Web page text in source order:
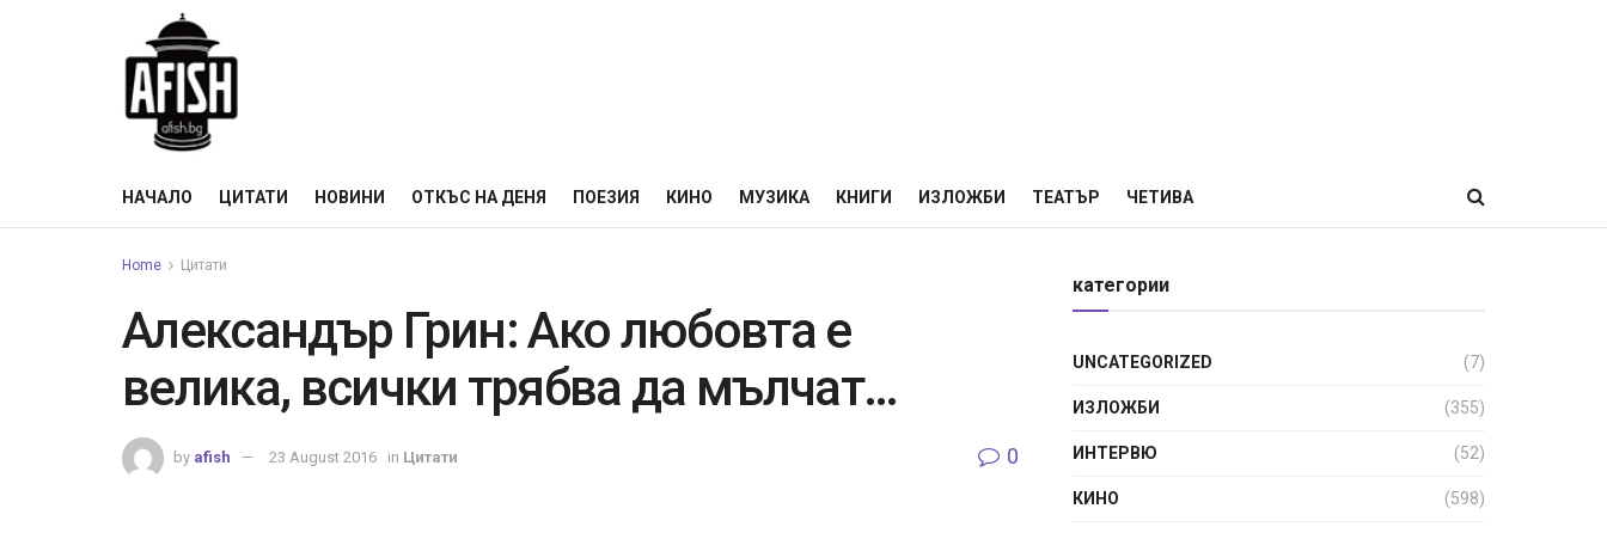
НАЧАЛО ЦИТАТИ НОВИНИ ОТКЪС НА ДЕНЯ ПОЕЗИЯ КИНО МУЗИКА КНИГИ ИЗЛОЖБИ ТЕАТЪР ЧЕТИВА
Home Цитати
Александър Грин: Ако любовта е
велика, всички трябва да мълчат…
by afish 23 August 2016 in Цитати 0
категории
UNCATEGORIZED (7)
ИЗЛОЖБИ (355)
ИНТЕРВЮ (52)
КИНО (598)